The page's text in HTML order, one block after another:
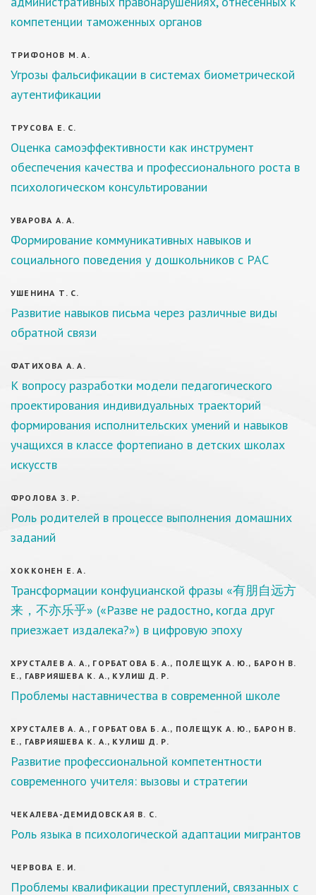
компетенции таможенных органов
ТРИФОНОВ М. А.
Угрозы фальсификации в системах биометрической
аутентификации
ТРУСОВА Е. С.
Оценка самоэффективности как инструмент
обеспечения качества и профессионального роста в
психологическом консультировании
УВАРОВА А. А.
Формирование коммуникативных навыков и
социального поведения у дошкольников с РАС
УШЕНИНА Т. С.
Развитие навыков письма через различные виды
обратной связи
ФАТИХОВА А. А.
К вопросу разработки модели педагогического
проектирования индивидуальных траекторий
формирования исполнительских умений и навыков
учащихся в классе фортепиано в детских школах
искусств
ФРОЛОВА З. Р.
Роль родителей в процессе выполнения домашних
заданий
ХОККОНЕН Е. А.
Трансформации конфуцианской фразы «有朋自远方
来，不亦乐乎» («Разве не радостно, когда друг
приезжает издалека?») в цифровую эпоху
ХРУСТАЛЕВ А. А., ГОРБАТОВА Б. А., ПОЛЕЩУК А. Ю., БАРОН В.
Е., ГАВРИЯШЕВА К. А., КУЛИШ Д. Р.
Проблемы наставничества в современной школе
ХРУСТАЛЕВ А. А., ГОРБАТОВА Б. А., ПОЛЕЩУК А. Ю., БАРОН В.
Е., ГАВРИЯШЕВА К. А., КУЛИШ Д. Р.
Развитие профессиональной компетентности
современного учителя: вызовы и стратегии
ЧЕКАЛЕВА-ДЕМИДОВСКАЯ В. С.
Роль языка в психологической адаптации мигрантов
ЧЕРВОВА Е. И.
Проблемы квалификации преступлений, связанных с